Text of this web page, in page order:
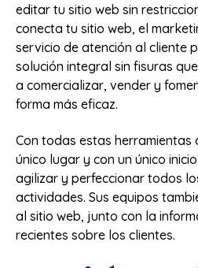
editar tu sitio web sin
conecta tu sitio web, el
servicio de atención al cliente
solución integral sin fisuras
a comercializar, vender y
forma más eficaz.
Con todas estas herramientas
único lugar y con un único
agilizar y perfeccionar todos
actividades. Sus equipos
al sitio web, junto con la
recientes sobre los clientes.